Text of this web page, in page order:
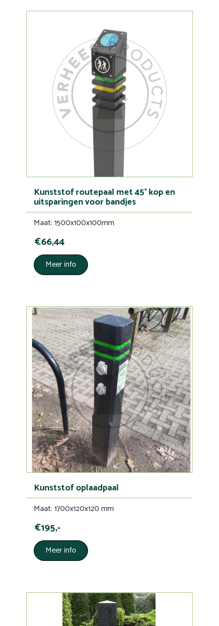
Kunststof routepaal met 45° kop en
uitsparingen voor bandjes
Maat: 1500x100x100mm
€66,44
Meer info
Kunststof oplaadpaal
Maat: 1700x120x120 mm
€195,-
Meer info